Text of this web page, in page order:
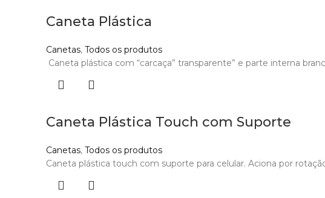
Caneta Plástica
Canetas, Todos os produtos
Caneta plástica com “carcaça” transparente” e parte interna
Caneta Plástica Touch com Suporte
Canetas, Todos os produtos
Caneta plástica touch com suporte para celular. Aciona por